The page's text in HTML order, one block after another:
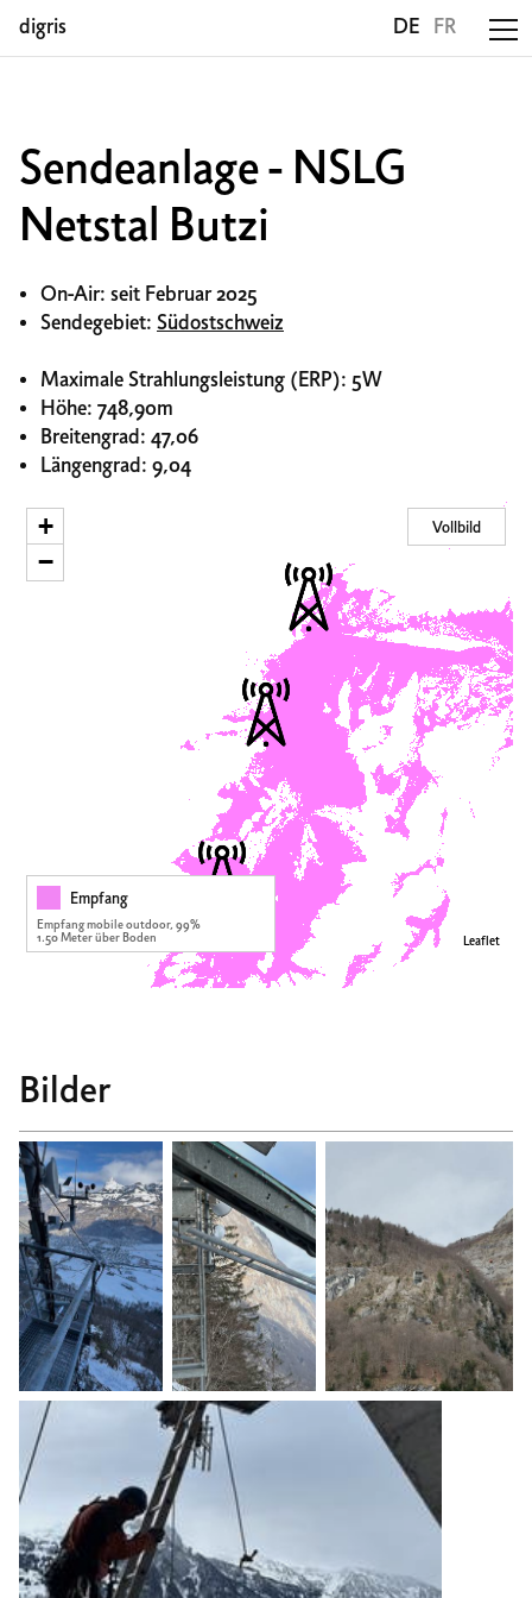
digris DE FR
Sendeanlage - NSLG
Netstal Butzi
On-Air: seit Februar 2025
Sendegebiet: Südostschweiz
Maximale Strahlungsleistung (ERP): 5W
Höhe: 748,90m
Breitengrad: 47,06
Längengrad: 9,04
+
−
Leaflet
Vollbild
Empfang
Empfang mobile outdoor, 99%
1.50 Meter über Boden
Bilder